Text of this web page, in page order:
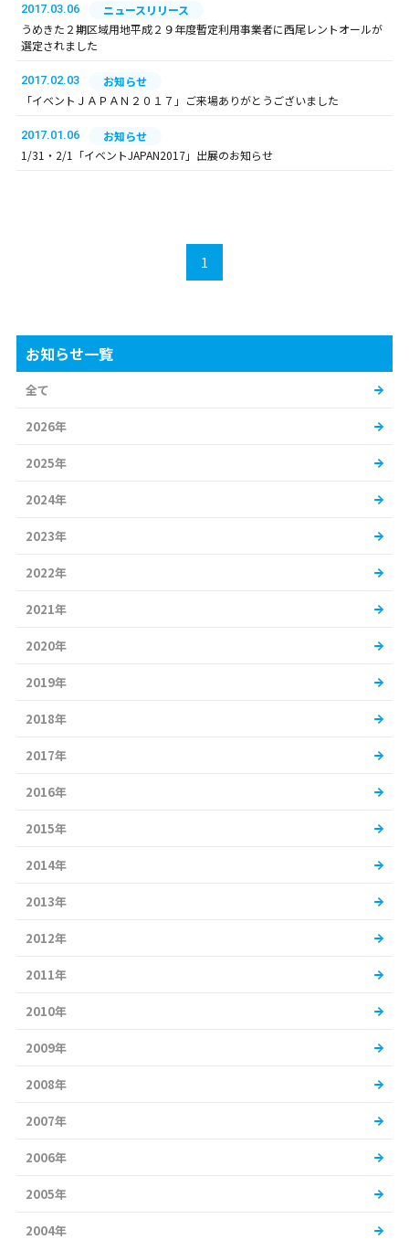
2017.03.06
ニュースリリース
うめきた２期区域用地平成２９年度暫定利用事業者に西尾レントオールが
選定されました
2017.02.03
お知らせ
「イベントＪＡＰＡＮ２０１７」ご来場ありがとうございました
2017.01.06
お知らせ
1/31・2/1「イベントJAPAN2017」出展のお知らせ
1
お知らせ一覧
全て
2026年
2025年
2024年
2023年
2022年
2021年
2020年
2019年
2018年
2017年
2016年
2015年
2014年
2013年
2012年
2011年
2010年
2009年
2008年
2007年
2006年
2005年
2004年